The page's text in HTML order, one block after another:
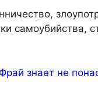
самоубийства,
знает не